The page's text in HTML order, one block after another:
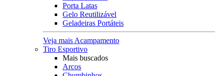
Porta Latas
Gelo Reutilizável
Geladeiras Portáteis
Veja mais Acampamento
Tiro Esportivo
Mais buscados
Arcos